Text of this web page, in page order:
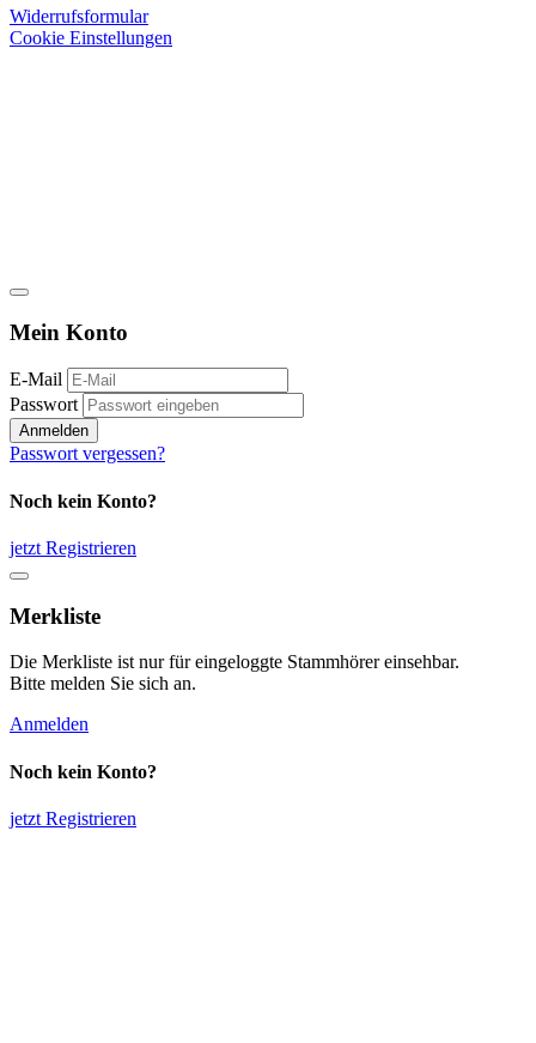
Widerrufsformular
Cookie Einstellungen
Mein Konto
E-Mail
Passwort
Anmelden
Passwort vergessen?
Noch kein Konto?
jetzt Registrieren
Merkliste
Die Merkliste ist nur für eingeloggte Stammhörer einsehbar.
Bitte melden Sie sich an.
Anmelden
Noch kein Konto?
jetzt Registrieren